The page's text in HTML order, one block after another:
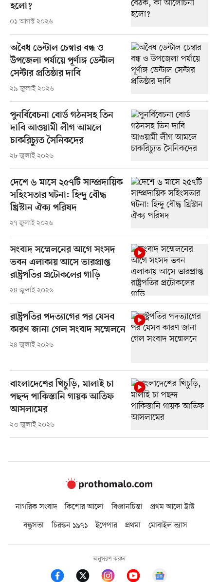
হলো?
০১ আগস্ট ২০২৬
অবৈধ ডেন্টাল চেম্বার বন্ধ ও
উপজেলা পর্যায়ে পূর্ণাঙ্গ ডেন্টাল
সেন্টার প্রতিষ্ঠার দাবি
২৯ জুলাই ২০২৬
পুনর্বিবেচনা বোর্ড গঠনসহ তিন
দাবি আওয়ামী লীগ আমলে
চাকরিচ্যুত সৈনিকদের
২৮ জুলাই ২০২৬
দেশে ৬ মাসে ২৫৭টি সাম্প্রদায়িক
সহিংসতার ঘটনা: হিন্দু বৌদ্ধ
খ্রিস্টান ঐক্য পরিষদ
২৭ জুলাই ২০২৬
সংবাদ সম্মেলনের আগে সংসদ
ভবন এলাকায় আসে ভারপ্রাপ্ত
রাষ্ট্রপতির প্রটোকলের গাড়ি
২৪ জুলাই ২০২৬
রাষ্ট্রপতির পদত্যাগের পর যেসব
কারণ জানা গেল সংবাদ সম্মেলনে
২৪ জুলাই ২০২৬
বাংলাদেশের খিচুড়ি, মালাই চা
পছন্দ পাকিস্তানি গায়ক আতিফ
আসলামের
২৩ জুলাই ২০২৬
নাগরিক সংবাদ কিশোর আলো বিজ্ঞানচিন্তা
প্রথম আলো ট্রাস্ট
বন্ধুসভা
চিরন্তন ১৯৭১ ইপেপার প্রথমা মোবাইল ভ্যাস
অনুসরণ করুন